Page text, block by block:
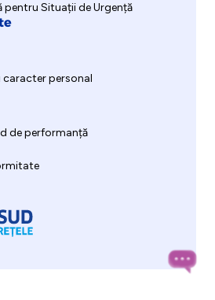
Situații de Urgență
personal
de performanță